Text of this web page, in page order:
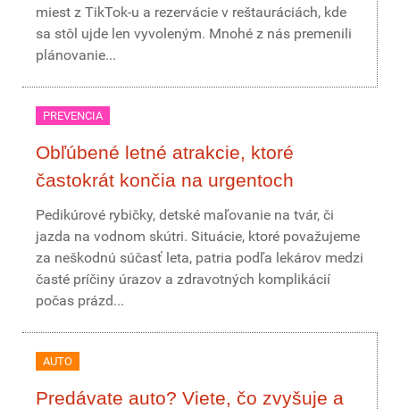
miest z TikTok-u a rezervácie v reštauráciách, kde
sa stôl ujde len vyvoleným. Mnohé z nás premenili
plánovanie...
PREVENCIA
Obľúbené letné atrakcie, ktoré
častokrát končia na urgentoch
Pedikúrové rybičky, detské maľovanie na tvár, či
jazda na vodnom skútri. Situácie, ktoré považujeme
za neškodnú súčasť leta, patria podľa lekárov medzi
časté príčiny úrazov a zdravotných komplikácií
počas prázd...
AUTO
Predávate auto? Viete, čo zvyšuje a